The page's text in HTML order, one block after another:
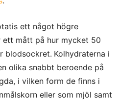
ett något högre
mått på hur mycket 50
blodsockret. Kolhydraterna i
olika snabbt beroende på
i vilken form de finns i
eller som mjöl samt